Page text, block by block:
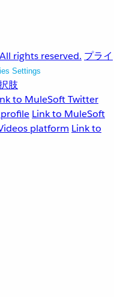
All rights reserved. プライ
Settings
肢
to MuleSoft Twitter
Link to MuleSoft
platform Link to